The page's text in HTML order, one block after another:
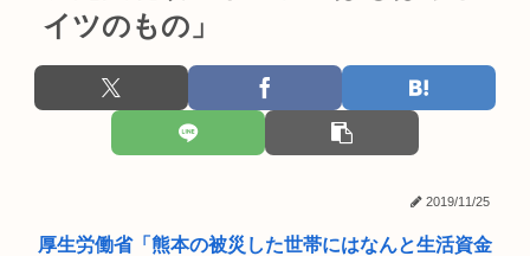
ジャンポケ斉藤の弁護士「ロケバスには運転手いた。常識的に
考えてフ...
「飯塚幸三は上級国民だから逮捕されない」は間違いだった…
むしろ飯...
高市早苗が全裸でガニ股オ●ニーしてる動画 or 高市早苗が口開
され...
GoogleのAI部門で大地震 天才エンジニア4人が結託してGo...
男の趣味Tier表、ヤバすぎる
【文春】サッカー日本代表の守田英正さん、佐野海舟の代表復
X「B’z、ミスチル、サザン、ドリカム、スピッツがまだ現役な
イツのもの」
2019/11/25
厚生労働省「熊本の被災した世帯にはなんと生活資金